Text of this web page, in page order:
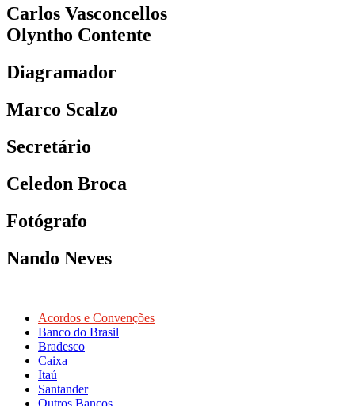
Carlos Vasconcellos
Olyntho Contente
Diagramador
Marco Scalzo
Secretário
Celedon Broca
Fotógrafo
Nando Neves
Acordos e Convenções
Banco do Brasil
Bradesco
Caixa
Itaú
Santander